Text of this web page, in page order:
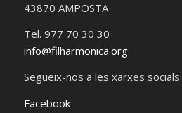
43870 AMPOSTA
Tel. 977 70 30 30
info@filharmonica.org
Segueix-nos a les xarxes socials:
Facebook